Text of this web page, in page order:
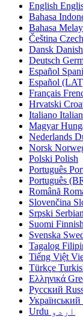
English
Bahasa
Bahasa
Čeština Czech
Dansk Danish
Deutsch
Español
Español
Français
Hrvatski
Italiano Italian
Magyar
Nederlands
Norsk
Polski Polish
Português
Português
Română
Slovenčina
Srpski Serbian
Suomi Finnish
Svenska
Tagalog
Tiếng Việt
Türkçe
Ελληνικά
Русский
Український
اردو Urdu